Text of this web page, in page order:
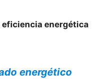
energética
energético